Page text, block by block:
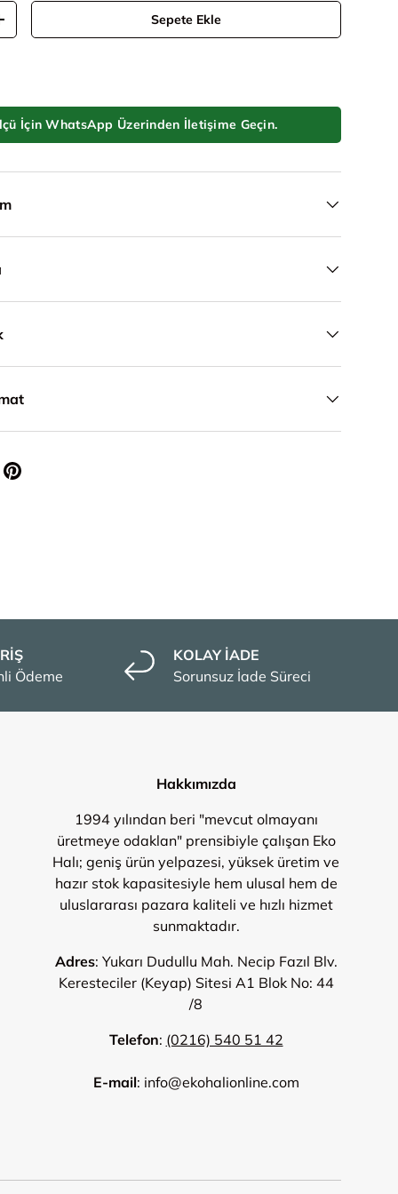
artır Sepete Ekle
İçin WhatsApp Üzerinden İletişime Geçin.
Ödeme
KOLAY İADE
Sorunsuz İade Süreci
Hakkımızda
1994 yılından beri "mevcut olmayanı
üretmeye odaklan" prensibiyle çalışan Eko
Halı; geniş ürün yelpazesi, yüksek üretim ve
hazır stok kapasitesiyle hem ulusal hem de
uluslararası pazara kaliteli ve hızlı hizmet
sunmaktadır.
Adres: Yukarı Dudullu Mah. Necip Fazıl Blv.
Keresteciler (Keyap) Sitesi A1 Blok No: 44
/8
Telefon: (0216) 540 51 42
E-mail: info@ekohalionline.com